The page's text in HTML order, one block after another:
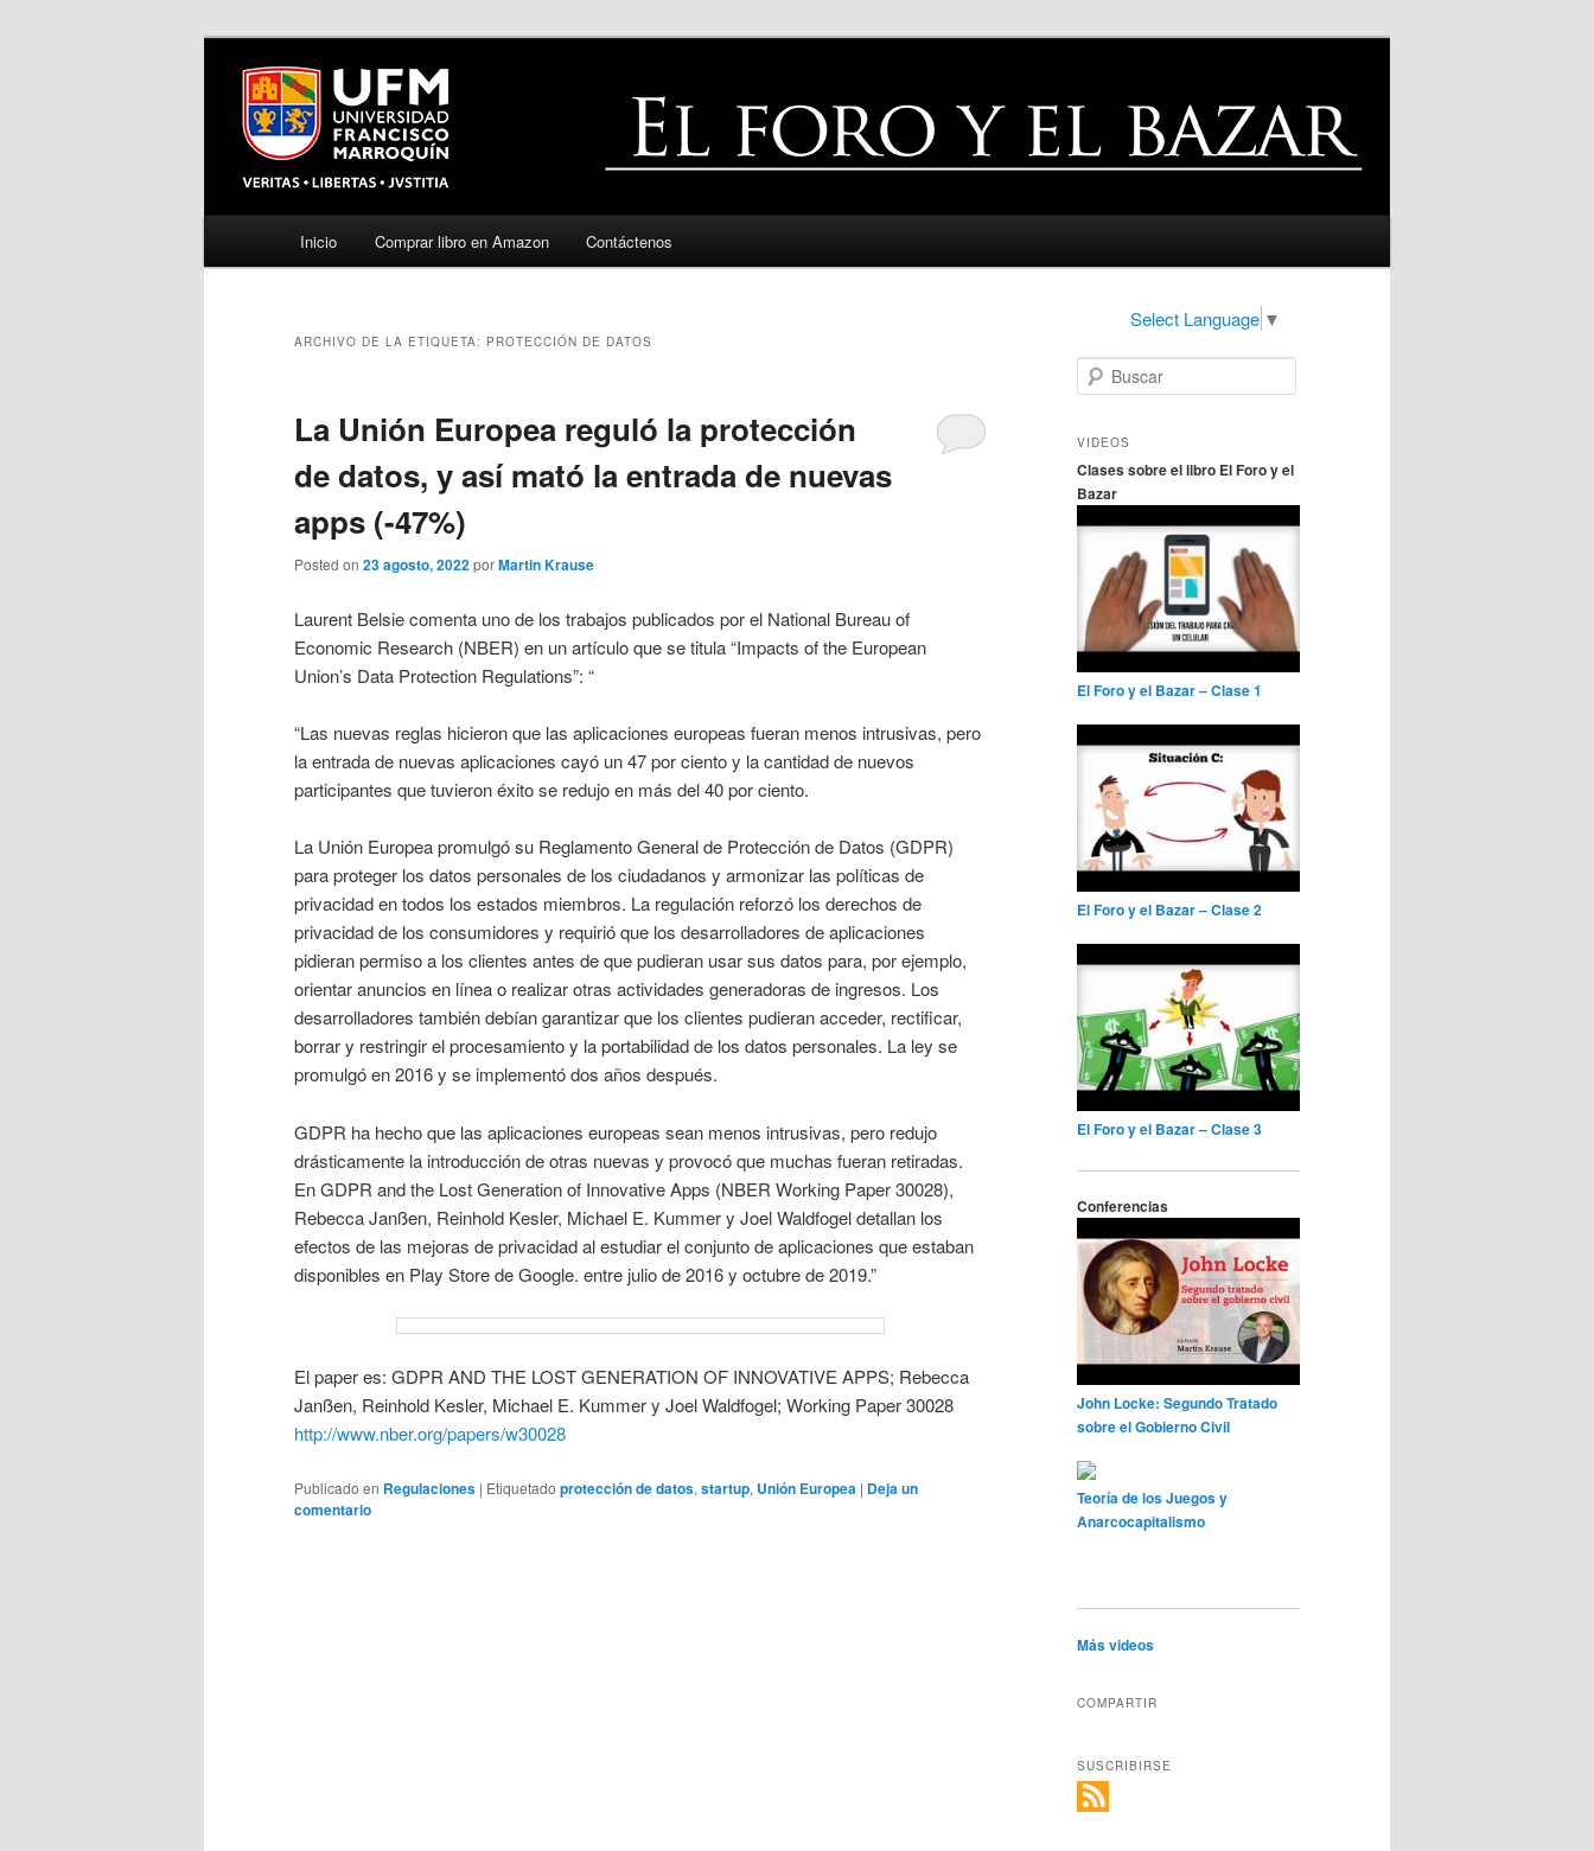
Ir
principal
Ir
secundario
Inicio Comprar libro en Amazon Contáctenos
Select Language ▼
ARCHIVO DE LA ETIQUETA: PROTECCIÓN DE DATOS
La Unión Europea reguló la protección
de datos, y así mató la entrada de nuevas
apps (-47%)
Posted on 23 agosto, 2022porMartin Krause
Laurent Belsie comenta uno de los trabajos publicados por el National Bureau of
Economic Research (NBER) en un artículo que se titula “Impacts of the European
Union’s Data Protection Regulations”: “
“Las nuevas reglas hicieron que las aplicaciones europeas fueran menos intrusivas, pero
la entrada de nuevas aplicaciones cayó un 47 por ciento y la cantidad de nuevos
participantes que tuvieron éxito se redujo en más del 40 por ciento.
La Unión Europea promulgó su Reglamento General de Protección de Datos (GDPR)
para proteger los datos personales de los ciudadanos y armonizar las políticas de
privacidad en todos los estados miembros. La regulación reforzó los derechos de
privacidad de los consumidores y requirió que los desarrolladores de aplicaciones
pidieran permiso a los clientes antes de que pudieran usar sus datos para, por ejemplo,
orientar anuncios en línea o realizar otras actividades generadoras de ingresos. Los
desarrolladores también debían garantizar que los clientes pudieran acceder, rectificar,
borrar y restringir el procesamiento y la portabilidad de los datos personales. La ley se
promulgó en 2016 y se implementó dos años después.
GDPR ha hecho que las aplicaciones europeas sean menos intrusivas, pero redujo
drásticamente la introducción de otras nuevas y provocó que muchas fueran retiradas.
En GDPR and the Lost Generation of Innovative Apps (NBER Working Paper 30028),
Rebecca Janßen, Reinhold Kesler, Michael E. Kummer y Joel Waldfogel detallan los
efectos de las mejoras de privacidad al estudiar el conjunto de aplicaciones que estaban
disponibles en Play Store de Google. entre julio de 2016 y octubre de 2019.”
El paper es: GDPR AND THE LOST GENERATION OF INNOVATIVE APPS; Rebecca
Janßen, Reinhold Kesler, Michael E. Kummer y Joel Waldfogel; Working Paper 30028
http://www.nber.org/papers/w30028
Publicado en Regulaciones | Etiquetado protección de datos, startup, Unión Europea | Deja un
comentario
u
c
r
VIDEOS
Clases sobre el libro El Foro y el
Bazar
El Foro y el Bazar – Clase 1
El Foro y el Bazar – Clase 2
El Foro y el Bazar – Clase 3
Conferencias
John Locke: Segundo Tratado
sobre el Gobierno Civil
Teoría de los Juegos y
Anarcocapitalismo
Más videos
COMPARTIR
SUSCRIBIRSE